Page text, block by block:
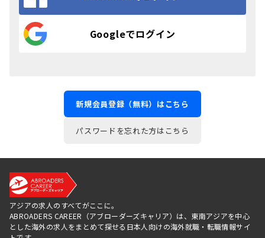
Googleでログイン
新規会員登録（無料）はこちら
パスワードを忘れた方はこちら
アジアの求人のすべてがここに。
ABROADERS CAREER（アブローダーズキャリア）は、東南アジアを中心
とした海外の求人をまとめて探せる日本人向けの海外就職・転職情報サイ